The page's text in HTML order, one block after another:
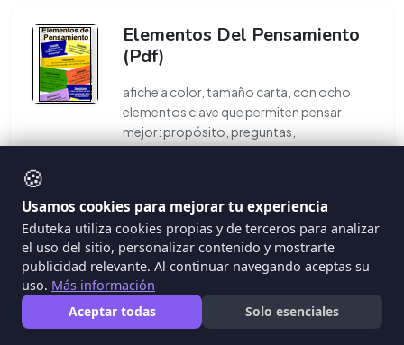
Elementos Del Pensamiento
(Pdf)
afiche a color, tamaño carta, con ocho
elementos clave que permiten pensar
mejor: propósito, preguntas,
interpretación, conceptos, implicaciones
#pensamiento critico
Ideas Valiosas Para
🍪
Usamos cookies para mejorar tu experiencia
Eduteka utiliza cookies propias y de terceros para analizar
el uso del sitio, personalizar contenido y mostrarte
publicidad relevante. Al continuar navegando aceptas su
uso. Más información
Aceptar todas
Solo esenciales